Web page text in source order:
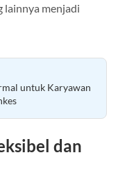
lainnya menjadi
untuk Karyawan
dan